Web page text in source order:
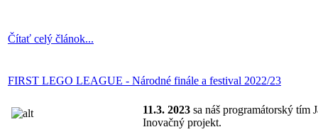
Čítať celý článok...
FIRST LEGO LEAGUE - Národné finále a festival 2022/23
11.3. 2023 sa náš programátorský tím
Inovačný projekt.